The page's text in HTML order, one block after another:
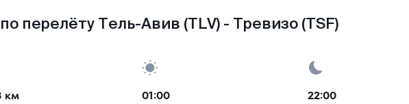
перелёту Тель-Авив (TLV) - Тревизо (TSF)
км 01:00 22:00